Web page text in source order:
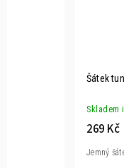
Šátek
Skladem
269 Kč
Jemný